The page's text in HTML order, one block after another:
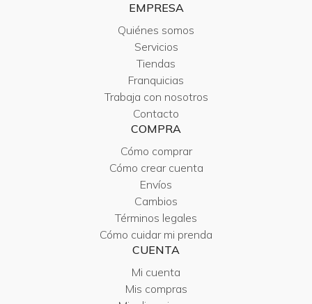
EMPRESA
Quiénes somos
Servicios
Tiendas
Franquicias
Trabaja con nosotros
Contacto
COMPRA
Cómo comprar
Cómo crear cuenta
Envíos
Cambios
Términos legales
Cómo cuidar mi prenda
CUENTA
Mi cuenta
Mis compras